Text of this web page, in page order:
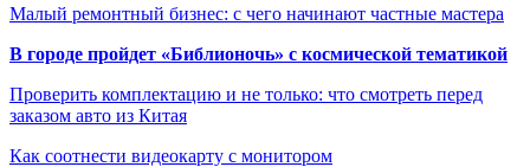
Малый ремонтный бизнес: с чего начинают частные мастера
В городе пройдет «Библионочь» с космической тематикой
Проверить комплектацию и не только: что смотреть перед
заказом авто из Китая
Как соотнести видеокарту с монитором